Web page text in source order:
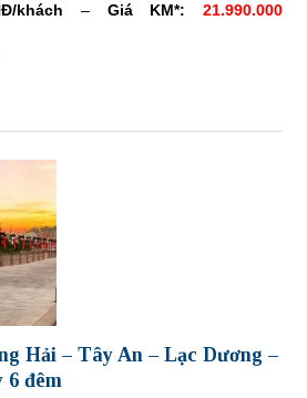
khách – Giá KM*:
21.990.000
Hải – Tây An – Lạc Dương –
6 đêm